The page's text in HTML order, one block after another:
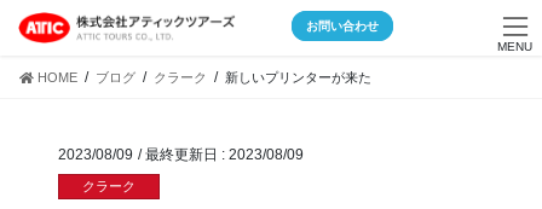
Skip
content
Skip
Navigation
お問い合わせ
HOME ブログ クラーク 新しいプリンターが来た
2023/08/09 / 最終更新日 : 2023/08/09
クラーク
MENU